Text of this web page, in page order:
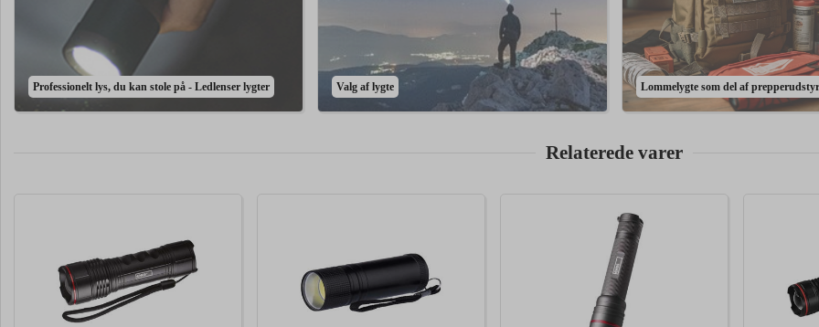
Professionelt lys, du kan stole på - Ledlenser lygter Valg af lygte Lommelygte som del af prepperudstyr
Relaterede varer